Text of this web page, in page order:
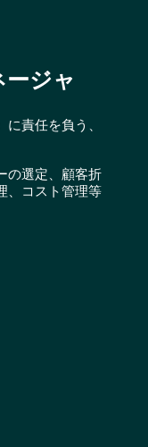
ジャ
責任を負う、
の選定、顧客折
、コスト管理等